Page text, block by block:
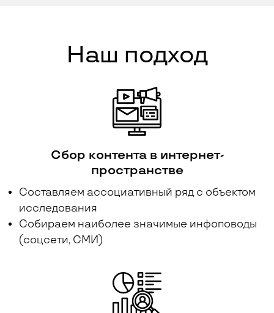
Наш подход
Cбор контента в интернет-
пространстве
Составляем ассоциативный ряд с объектом
исследования
Собираем наиболее значимые инфоповоды
(соцсети, СМИ)